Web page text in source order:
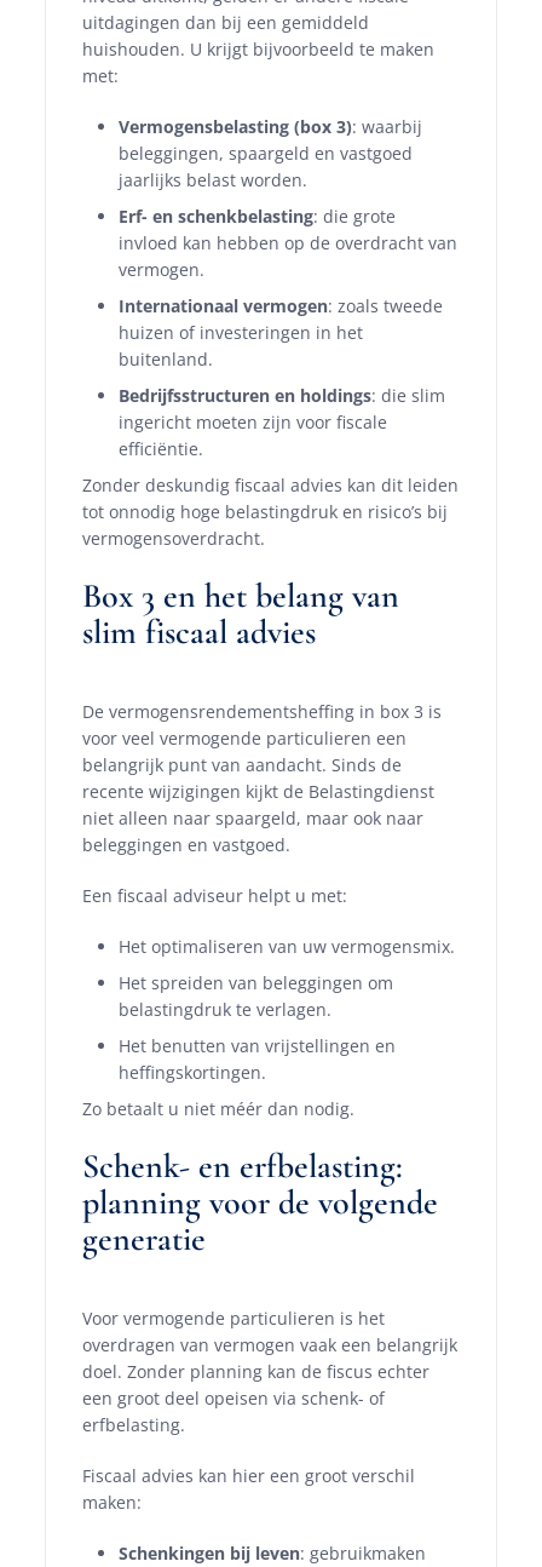
uitdagingen dan bij een gemiddeld
huishouden. U krijgt bijvoorbeeld te maken
met:
Vermogensbelasting (box 3): waarbij
beleggingen, spaargeld en vastgoed
jaarlijks belast worden.
Erf- en schenkbelasting: die grote
invloed kan hebben op de overdracht van
vermogen.
Internationaal vermogen: zoals tweede
huizen of investeringen in het
buitenland.
Bedrijfsstructuren en holdings: die slim
ingericht moeten zijn voor fiscale
efficiëntie.
Zonder deskundig fiscaal advies kan dit leiden
tot onnodig hoge belastingdruk en risico’s bij
vermogensoverdracht.
Box 3 en het belang van
slim fiscaal advies
De vermogensrendementsheffing in box 3 is
voor veel vermogende particulieren een
belangrijk punt van aandacht. Sinds de
recente wijzigingen kijkt de Belastingdienst
niet alleen naar spaargeld, maar ook naar
beleggingen en vastgoed.
Een fiscaal adviseur helpt u met:
Het optimaliseren van uw vermogensmix.
Het spreiden van beleggingen om
belastingdruk te verlagen.
Het benutten van vrijstellingen en
heffingskortingen.
Zo betaalt u niet méér dan nodig.
Schenk- en erfbelasting:
planning voor de volgende
generatie
Voor vermogende particulieren is het
overdragen van vermogen vaak een belangrijk
doel. Zonder planning kan de fiscus echter
een groot deel opeisen via schenk- of
erfbelasting.
Fiscaal advies kan hier een groot verschil
maken:
Schenkingen bij leven: gebruikmaken